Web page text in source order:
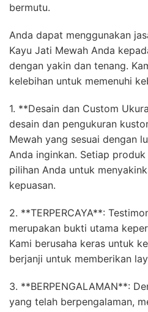
bermutu.
Anda dapat menggunakan
Kayu Jati Mewah Anda
dengan yakin dan tenang.
kelebihan untuk memenuhi
1. **Desain dan Custom
desain dan pengukuran
Mewah yang sesuai dengan
Anda inginkan. Setiap
pilihan Anda untuk
kepuasan.
2. **TERPERCAYA**:
merupakan bukti utama
Kami berusaha keras untuk
berjanji untuk memberikan
3. **BERPENGALAMAN**:
yang telah berpengalaman,